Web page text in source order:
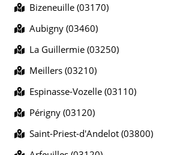
Bizeneuille (03170)
Aubigny (03460)
La Guillermie (03250)
Meillers (03210)
Espinasse-Vozelle (03110)
Périgny (03120)
Saint-Priest-d'Andelot (03800)